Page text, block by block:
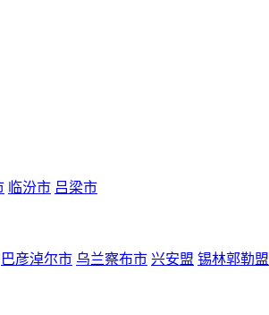
临汾市 吕梁市
巴彦淖尔市 乌兰察布市 兴安盟 锡林郭勒盟